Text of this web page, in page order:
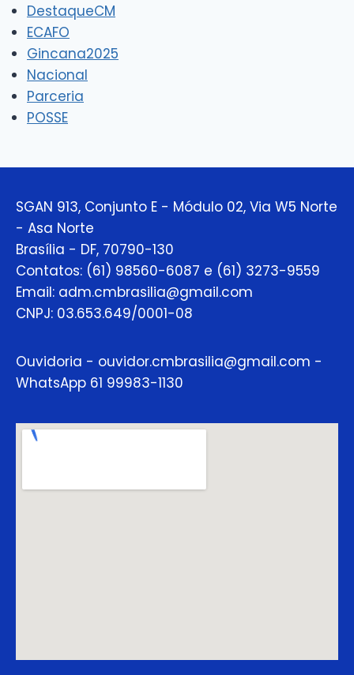
DestaqueCM
ECAFO
Gincana2025
Nacional
Parceria
POSSE
SGAN 913, Conjunto E - Módulo 02, Via W5 Norte
- Asa Norte
Brasília - DF, 70790-130
Contatos: (61) 98560-6087 e (61) 3273-9559
Email: adm.cmbrasilia@gmail.com
CNPJ: 03.653.649/0001-08
Ouvidoria - ouvidor.cmbrasilia@gmail.com -
WhatsApp 61 99983-1130